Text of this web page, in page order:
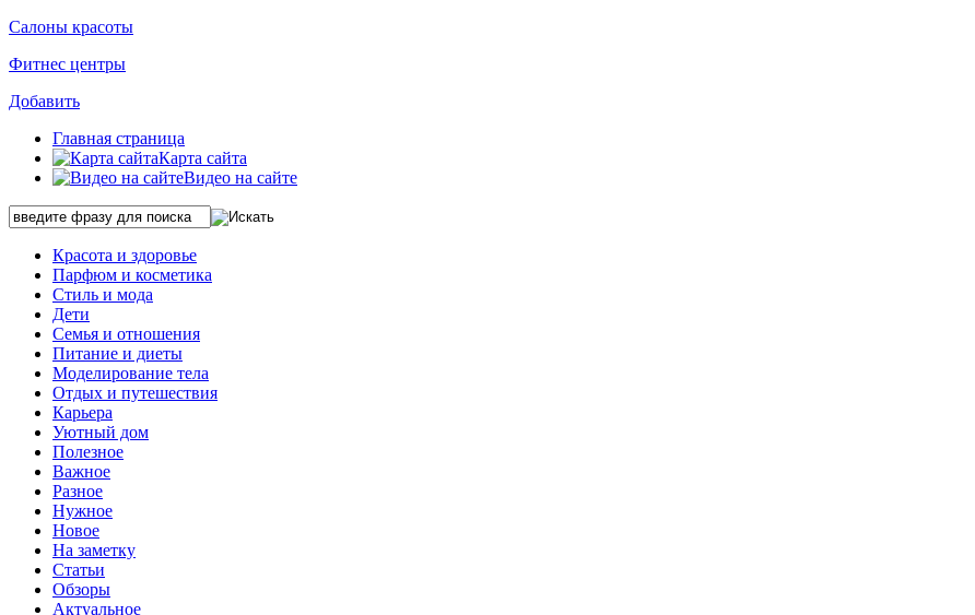
Салоны красоты
Фитнес центры
Добавить
Главная страница
Карта сайта
Видео на сайте
Красота и здоровье
Парфюм и косметика
Стиль и мода
Дети
Семья и отношения
Питание и диеты
Моделирование тела
Отдых и путешествия
Карьера
Уютный дом
Полезное
Важное
Разное
Нужное
Новое
На заметку
Статьи
Обзоры
Актуальное